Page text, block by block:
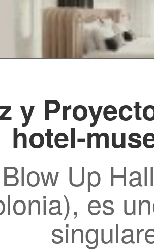
y
hotel-
Up
es